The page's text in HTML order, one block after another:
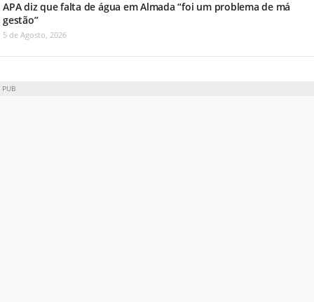
APA diz que falta de água em Almada “foi um problema de má
gestão”
5 de Agosto, 2026
PUB